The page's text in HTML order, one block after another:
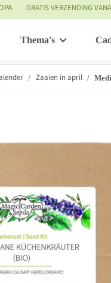
GRATIS VERZENDING
Thema's
Zaaien in april